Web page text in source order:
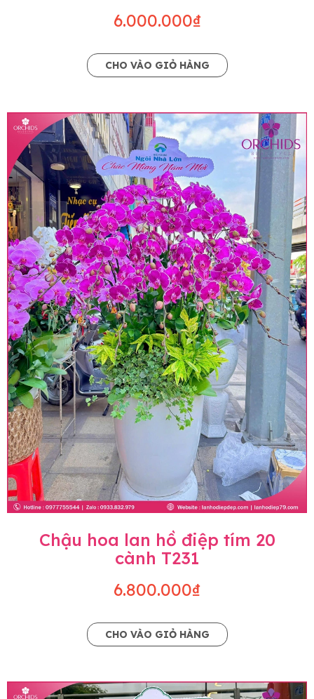
6.000.000₫
CHO VÀO GIỎ HÀNG
Chậu hoa lan hồ điệp tím 20
cành T231
6.800.000₫
CHO VÀO GIỎ HÀNG